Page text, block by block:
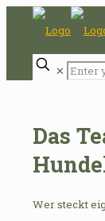
✕
Das
Wer steckt